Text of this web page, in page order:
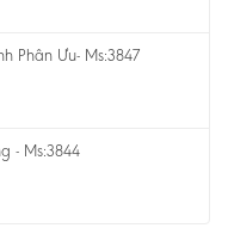
Phân Ưu- Ms:3847
- Ms:3844